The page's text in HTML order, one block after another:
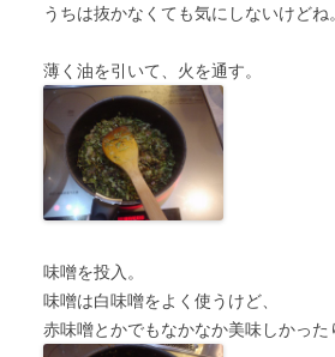
うちは抜かなくても気にしないけどね。
薄く油を引いて、火を通す。
味噌を投入。
味噌は白味噌をよく使うけど、
赤味噌とかでもなかなか美味しかった